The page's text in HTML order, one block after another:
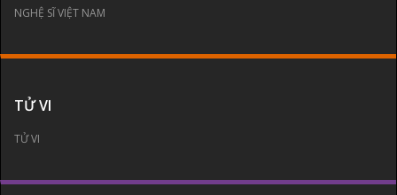
NGHỆ SĨ VIỆT NAM
TỬ VI
TỬ VI